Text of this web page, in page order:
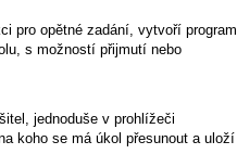
pro opětné zadání, vytvoří program
s možností přijmutí nebo
jednoduše v prohlížeči
koho se má úkol přesunout a uloží